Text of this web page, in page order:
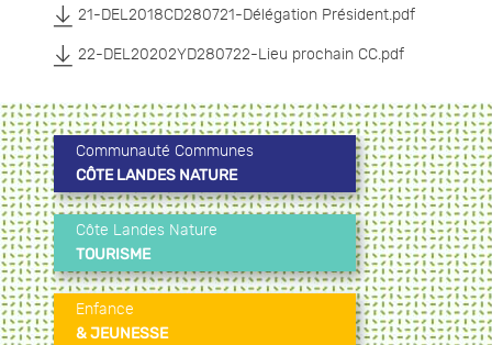
21-DEL2018CD280721-Délégation Président.pdf
22-DEL20202YD280722-Lieu prochain CC.pdf
Communauté Communes
CÔTE LANDES NATURE
Côte Landes Nature
TOURISME
Enfance
& JEUNESSE